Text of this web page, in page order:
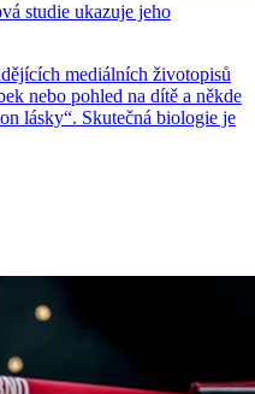
studie ukazuje jeho
mediálních životopisů
nebo pohled na dítě a někde
lásky“. Skutečná biologie je